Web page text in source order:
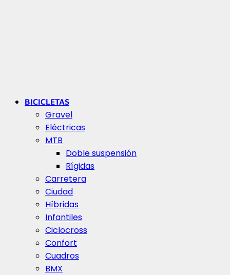
BICICLETAS
Gravel
Eléctricas
MTB
Doble suspensión
Rígidas
Carretera
Ciudad
Híbridas
Infantiles
Ciclocross
Confort
Cuadros
BMX